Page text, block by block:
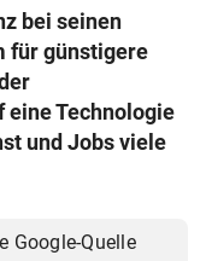
bei seinen
für günstigere
Technologie
und Jobs viele
Google-Quelle